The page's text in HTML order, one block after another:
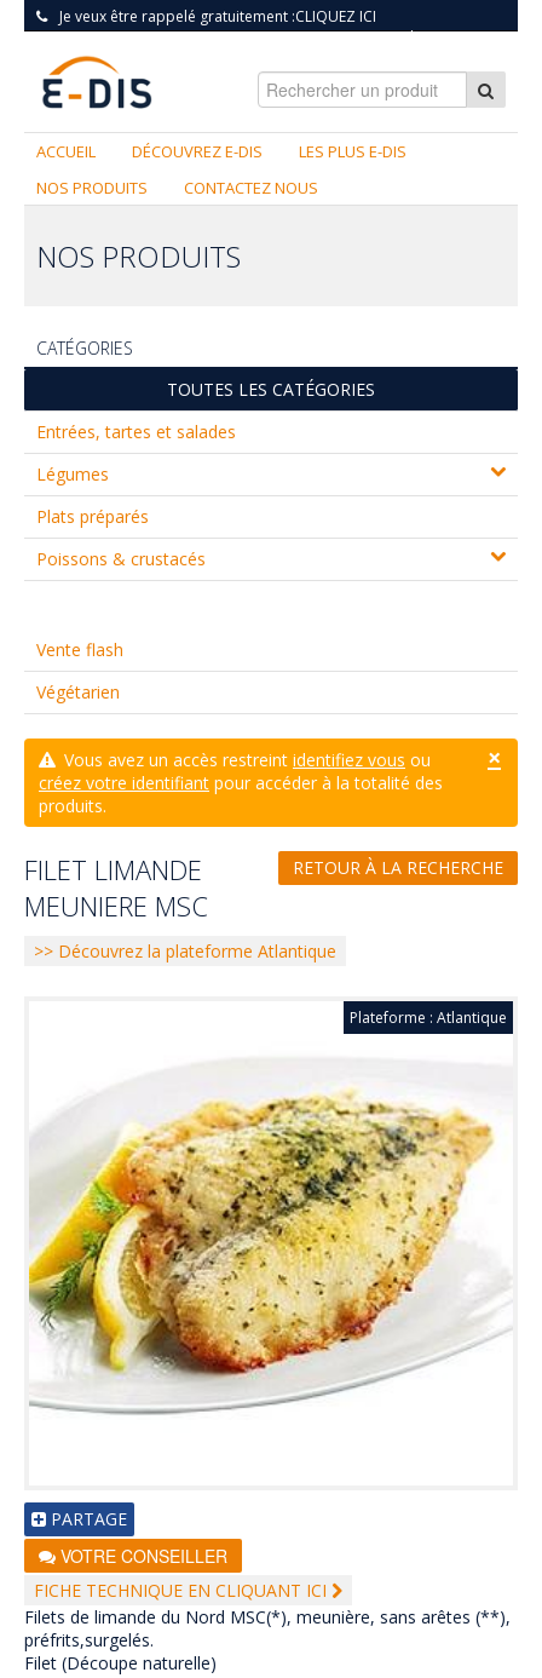
Je veux être rappelé gratuitement :CLIQUEZ ICI
S'INSCRIRE|CONNEXION
ACCUEIL DÉCOUVREZ E-DIS
LES PLUS E-DIS
NOS PRODUITS
CONTACTEZ NOUS
NOS PRODUITS
CATÉGORIES
TOUTES LES CATÉGORIES
Entrées, tartes et salades
Légumes
Plats préparés
Poissons & crustacés
Vente flash
Végétarien
×
Vous avez un accès restreint identifiez vous ou
créez votre identifiant pour accéder à la totalité des
produits.
RETOUR À LA RECHERCHE
FILET LIMANDE
MEUNIERE MSC
>> Découvrez la plateforme Atlantique
Plateforme : Atlantique
PARTAGE
VOTRE CONSEILLER
FICHE TECHNIQUE EN CLIQUANT ICI
Filets de limande du Nord MSC(*), meunière, sans arêtes (**),
préfrits,surgelés.
Filet (Découpe naturelle)